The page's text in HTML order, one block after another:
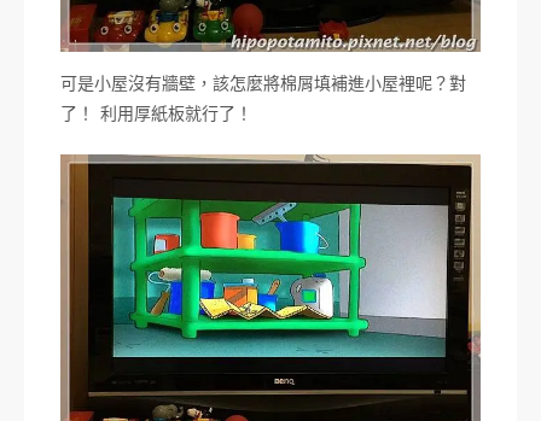
可是小屋沒有牆壁，該怎麼將棉屑填補進小屋裡呢？對
了！ 利用厚紙板就行了！